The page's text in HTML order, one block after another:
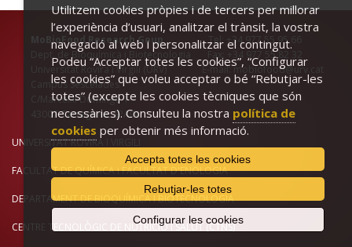
MoBioFood Research GoupTel: +34 977 55 95 66
Dept. de Bioquímica i Biotecnologia Fax: +34 977 55 82 32
Universitat Rovira i Virgili (URV) E-mail: mobiofood@urv.cat
Campus Sescelades
C/Marcel.lí Domingo 1
43007-Tarragona, SPAIN
UNIVERSITAT ROVIRA I VIRGILI
FACULTAT DE QUÍMICAiFACULTAT D'ENOLOGIA
DEPARTAMENT DE BIOQUÍMICA I BIOTECNOLOGIA
CENTRE TECNOLÒGIC DE NUTRICIÓ I SALUT (CTNS)
Utilitzem cookies pròpies i de tercers per millorar
l’experiència d’usuari, analitzar el trànsit, la vostra
navegació al web i personalitzar el contingut.
Podeu “Acceptar totes les cookies”, “Configurar
les cookies” que voleu acceptar o bé “Rebutjar-les
totes” (excepte les cookies tècniques que són
necessàries). Consulteu la nostra política de
cookies per obtenir més informació.
Accepta totes les cookies
Rebutjar-les totes
Configurar les cookies